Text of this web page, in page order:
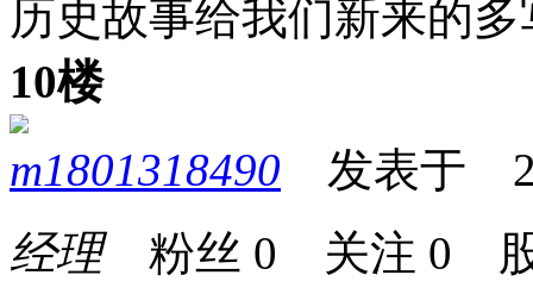
历史故事给我们新来的
10楼
m1801318490 发表于
经理粉丝 0 关注 0